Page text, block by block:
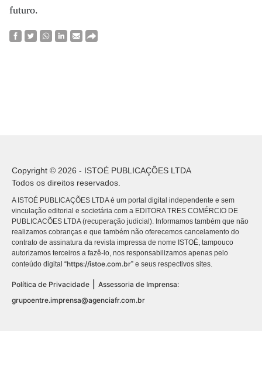
futuro.
Copyright © 2026 - ISTOÉ PUBLICAÇÕES LTDA
Todos os direitos reservados.
A ISTOÉ PUBLICAÇÕES LTDA é um portal digital independente e sem
vinculação editorial e societária com a EDITORA TRES COMÉRCIO DE
PUBLICACÕES LTDA (recuperação judicial). Informamos também que não
realizamos cobranças e que também não oferecemos cancelamento do
contrato de assinatura da revista impressa de nome ISTOÉ, tampouco
autorizamos terceiros a fazê-lo, nos responsabilizamos apenas pelo
conteúdo digital “https://istoe.com.br” e seus respectivos sites.
Política de Privacidade
Assessoria de Imprensa:
grupoentre.imprensa@agenciafr.com.br